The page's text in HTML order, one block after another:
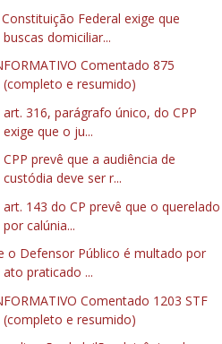
Federal exige que
buscas domiciliar...
Comentado 875
(completo e resumido)
art. 316, parágrafo único, do CPP
exige que o ju...
CPP prevê que a audiência de
custódia deve ser r...
art. 143 do CP prevê que o querelado
por calúnia...
o Defensor Público é multado por
ato praticado ...
Comentado 1203 STF
(completo e resumido)